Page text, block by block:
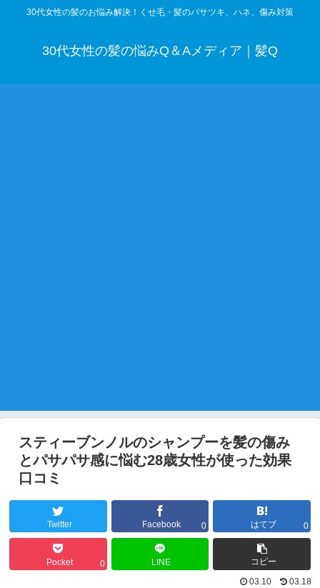
30代女性の髪のお悩み解決！くせ毛・髪のパサツキ、ハネ、傷み対策
30代女性の髪の悩みQ＆Aメディア｜髪Q
スティーブンノルのシャンプーを髪の傷み
とパサパサ感に悩む28歳女性が使った効果
口コミ
Twitter Facebook 0 はてブ 0
Pocket 0 LINE コピー
03.10 03.18